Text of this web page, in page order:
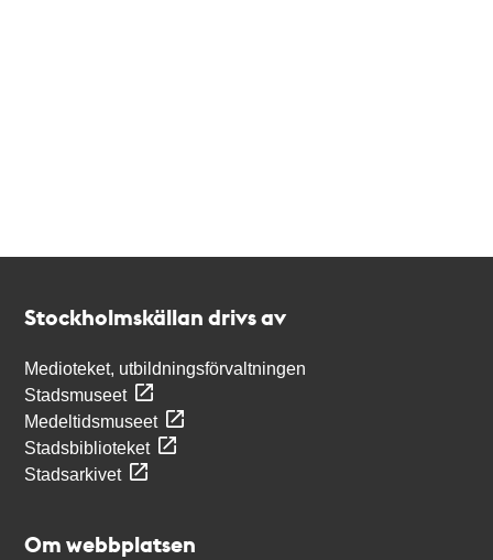
Stockholmskällan drivs av
Medioteket, utbildningsförvaltningen
Stadsmuseet
Medeltidsmuseet
Stadsbiblioteket
Stadsarkivet
Om webbplatsen